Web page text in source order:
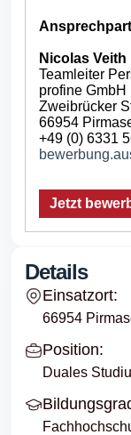
Nicolas
Teamleiter
profine GmbH
Zweibrücker
66954
+49 (0) 6331
Jetzt
Details
Einsatzort:
66954
Position:
Duales